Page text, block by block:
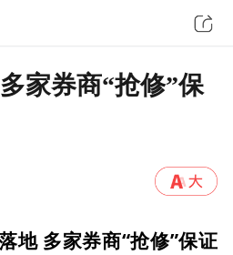
家券商“抢修”保
地 多家券商“抢修”保证